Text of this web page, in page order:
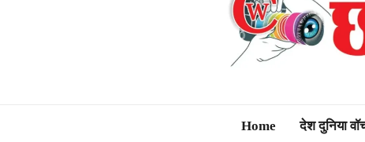
Dainik Home देश दुनिया